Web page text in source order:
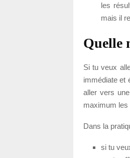
les
mais il
Quelle
Si tu veux
immédiate et
aller vers
maximum les
Dans la
si tu